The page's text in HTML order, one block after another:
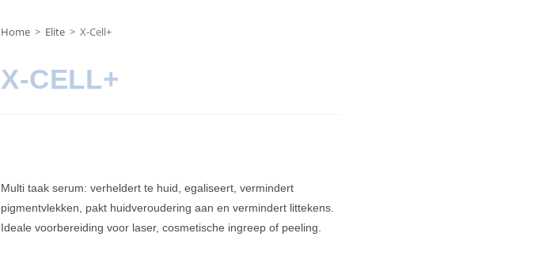
Home > Elite > X-Cell+
X-CELL+
Multi taak serum: verheldert te huid, egaliseert, vermindert
pigmentvlekken, pakt huidveroudering aan en vermindert littekens.
Ideale voorbereiding voor laser, cosmetische ingreep of peeling.